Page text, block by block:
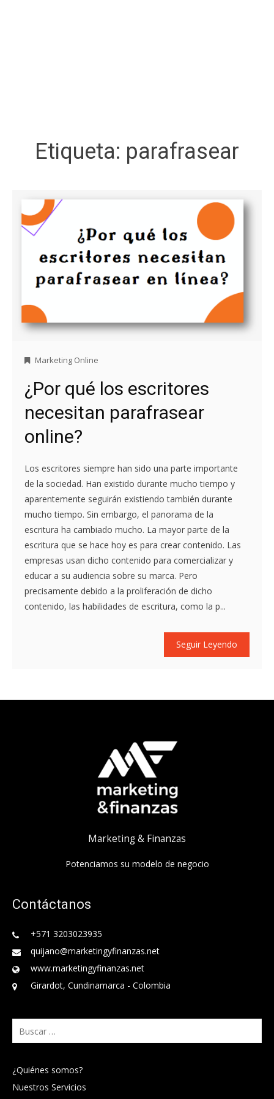
Etiqueta: parafrasear
Marketing Online
¿Por qué los escritores
necesitan parafrasear
online?
Los escritores siempre han sido una parte importante
de la sociedad. Han existido durante mucho tiempo y
aparentemente seguirán existiendo también durante
mucho tiempo. Sin embargo, el panorama de la
escritura ha cambiado mucho. La mayor parte de la
escritura que se hace hoy es para crear contenido. Las
empresas usan dicho contenido para comercializar y
educar a su audiencia sobre su marca. Pero
precisamente debido a la proliferación de dicho
contenido, las habilidades de escritura, como la p...
Seguir Leyendo
Marketing & Finanzas
Potenciamos su modelo de negocio
Contáctanos
+571 3203023935
quijano@marketingyfinanzas.net
www.marketingyfinanzas.net
Girardot, Cundinamarca - Colombia
Buscar:
¿Quiénes somos?
Nuestros Servicios